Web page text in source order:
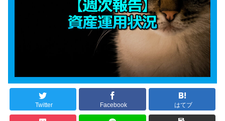
Twitter Facebook はてブ